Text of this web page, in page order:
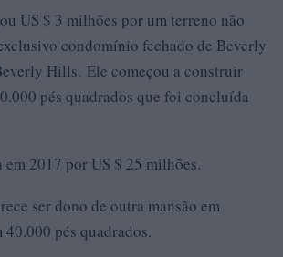
US $ 3 milhões por um terreno não
condomínio fechado de Beverly
Hills. Ele começou a construir
pés quadrados que foi concluída
em 2017 por US $ 25 milhões.
ser dono de outra mansão em
pés quadrados.